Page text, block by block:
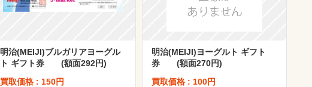
明治(MEIJI)ブルガリアヨーグル
ト ギフト券 (額面292円)
買取価格 : 150円
明治(MEIJI)ヨーグルト ギフト
券 (額面270円)
買取価格 : 100円